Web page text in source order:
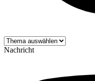
Nachricht